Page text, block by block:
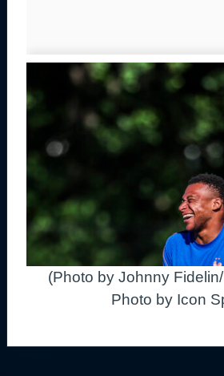
(Photo by Johnny
Photo by Icon